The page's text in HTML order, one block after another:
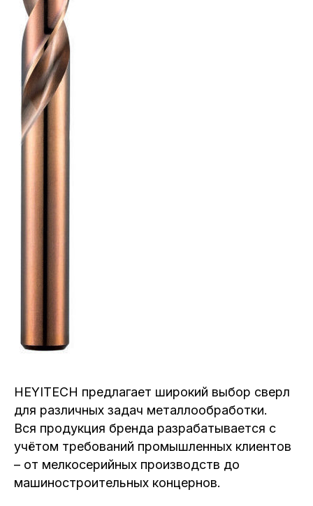
HEYITECH предлагает широкий выбор сверл
для различных задач металлообработки.
Вся продукция бренда разрабатывается с
учётом требований промышленных клиентов
– от мелкосерийных производств до
машиностроительных концернов.